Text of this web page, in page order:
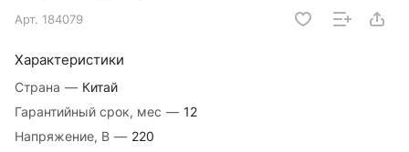
Арт. 184079
Характеристики
Страна — Китай
Гарантийный срок, мес — 12
Напряжение, В — 220